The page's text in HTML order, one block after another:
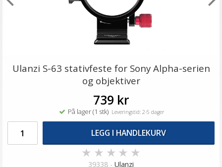
Ulanzi S-63 stativfeste for Sony Alpha-serien
og objektiver
739 kr
På lager (1 stk)Leveringstid: 2-5 dager
LEGG I HANDLEKURV
★ ★ ★ ★ ★
39338 - Ulanzi